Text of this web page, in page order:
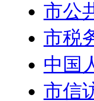
市公
市税
中国
市信